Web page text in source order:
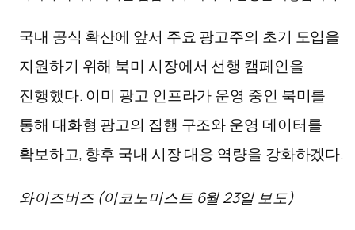
국내 공식 확산에 앞서 주요 광고주의 초기 도입을
지원하기 위해 북미 시장에서 선행 캠페인을
진행했다. 이미 광고 인프라가 운영 중인 북미를
통해 대화형 광고의 집행 구조와 운영 데이터를
확보하고, 향후 국내 시장 대응 역량을 강화하겠다.
와이즈버즈 (이코노미스트 6월 23일 보도)